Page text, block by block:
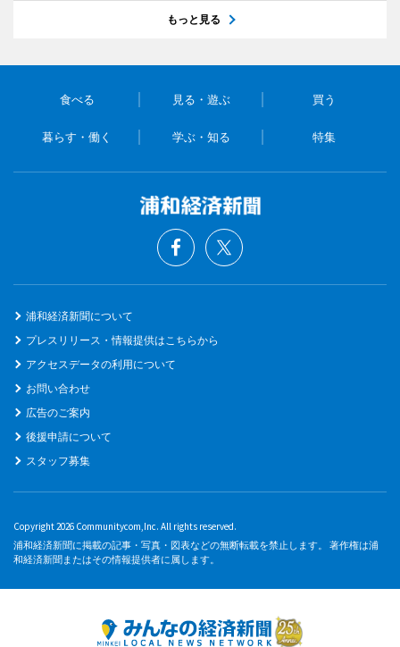
もっと見る
食べる 見る・遊ぶ 買う
暮らす・働く 学ぶ・知る 特集
浦和経済新聞について
プレスリリース・情報提供はこちらから
アクセスデータの利用について
お問い合わせ
広告のご案内
後援申請について
スタッフ募集
Copyright 2026 Communitycom,Inc. All rights reserved.
浦和経済新聞に掲載の記事・写真・図表などの無断転載を禁止します。 著作権は浦
和経済新聞またはその情報提供者に属します。